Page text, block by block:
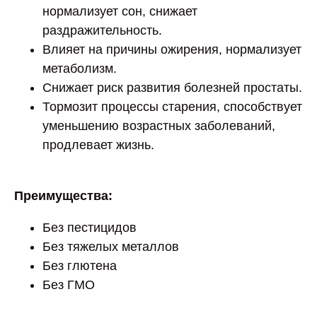
нормализует сон, снижает
раздражительность.
Влияет на причины ожирения, нормализует
метаболизм.
Снижает риск развития болезней простаты.
Тормозит процессы старения, способствует
уменьшению возрастных заболеваний,
продлевает жизнь.
Преимущества:
Без пестицидов
Без тяжелых металлов
Без глютена
Без ГМО